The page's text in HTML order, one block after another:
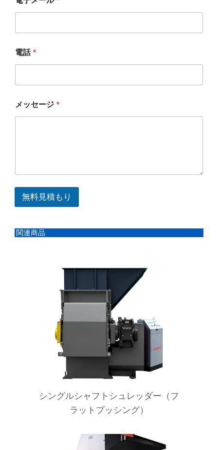
*
電話 *
メッセージ *
氏
名
電
号
無料見積もり
関連商品
シングルシャフトシュレッダー（フ
ラットプッシング）